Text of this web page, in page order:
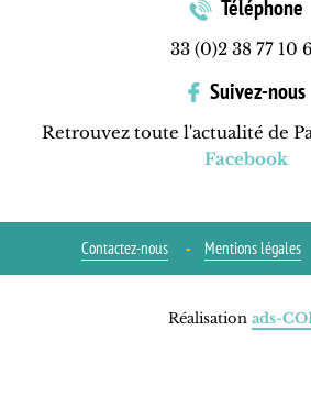
Téléphone
33 (0)2 38 77 10
Suivez-nous
Retrouvez toute l'actualité de
Facebook
Contactez-nous Mentions légales
Réalisation ads-